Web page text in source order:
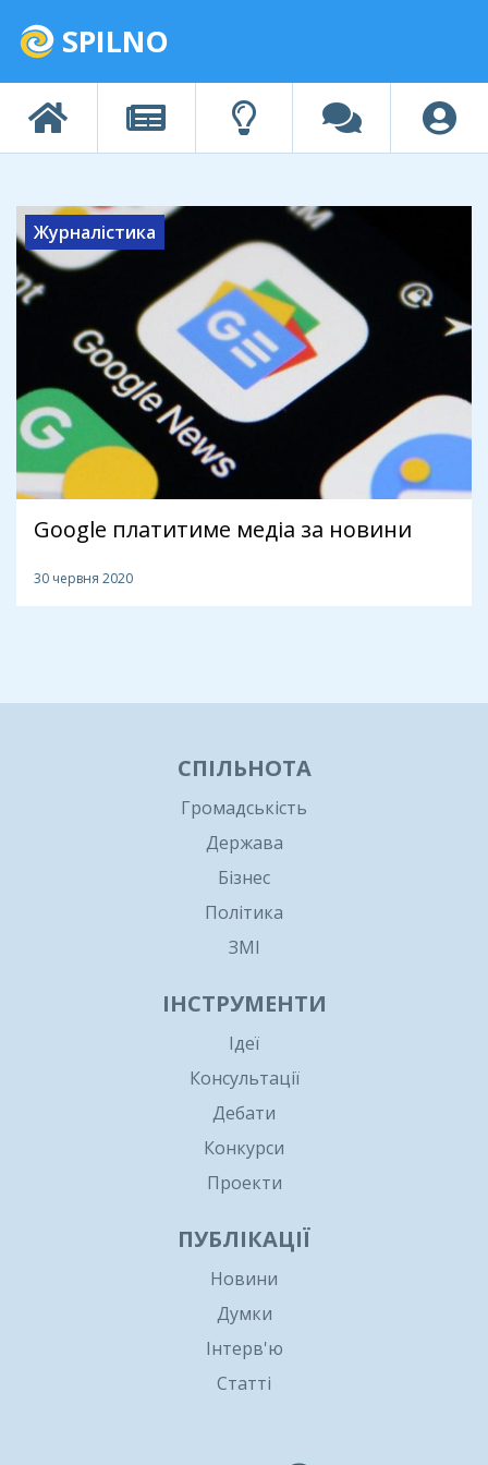
SPILNO
Журналістика
Google платитиме медіа за новини
30 червня 2020
СПІЛЬНОТА
Громадськість
Держава
Бізнес
Політика
ЗМІ
ІНСТРУМЕНТИ
Ідеї
Консультації
Дебати
Конкурси
Проекти
ПУБЛІКАЦІЇ
Новини
Думки
Інтерв'ю
Статті